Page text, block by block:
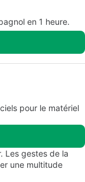
en 1 heure.
pour le matériel
Les gestes de la
une multitude